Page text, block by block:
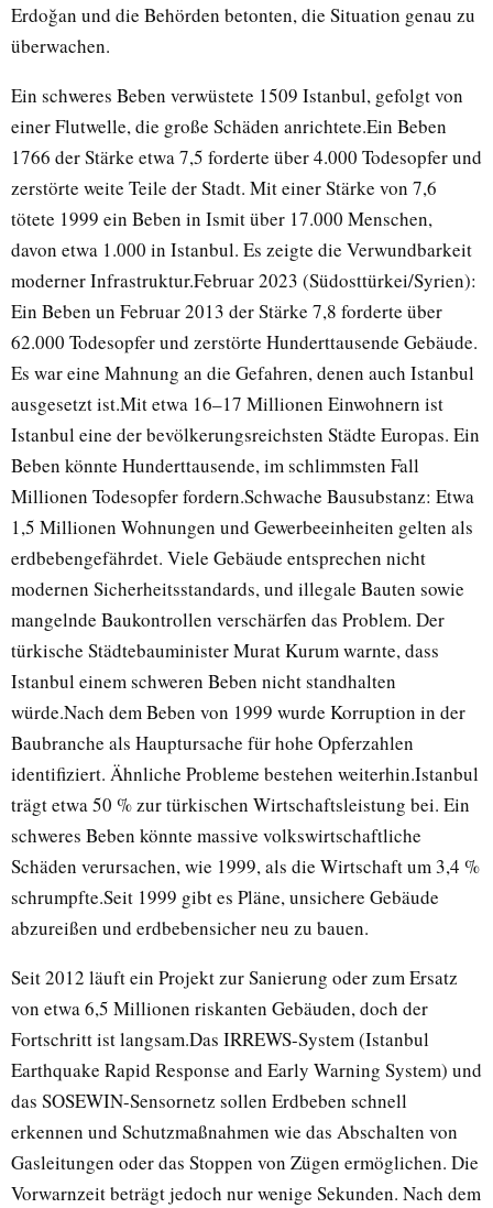
Erdoğan und die Behörden betonten, die Situation genau zu
überwachen.
Ein schweres Beben verwüstete 1509 Istanbul, gefolgt von
einer Flutwelle, die große Schäden anrichtete.Ein Beben
1766 der Stärke etwa 7,5 forderte über 4.000 Todesopfer und
zerstörte weite Teile der Stadt. Mit einer Stärke von 7,6
tötete 1999 ein Beben in Ismit über 17.000 Menschen,
davon etwa 1.000 in Istanbul. Es zeigte die Verwundbarkeit
moderner Infrastruktur.Februar 2023 (Südosttürkei/Syrien):
Ein Beben un Februar 2013 der Stärke 7,8 forderte über
62.000 Todesopfer und zerstörte Hunderttausende Gebäude.
Es war eine Mahnung an die Gefahren, denen auch Istanbul
ausgesetzt ist.Mit etwa 16–17 Millionen Einwohnern ist
Istanbul eine der bevölkerungsreichsten Städte Europas. Ein
Beben könnte Hunderttausende, im schlimmsten Fall
Millionen Todesopfer fordern.Schwache Bausubstanz: Etwa
1,5 Millionen Wohnungen und Gewerbeeinheiten gelten als
erdbebengefährdet. Viele Gebäude entsprechen nicht
modernen Sicherheitsstandards, und illegale Bauten sowie
mangelnde Baukontrollen verschärfen das Problem. Der
türkische Städtebauminister Murat Kurum warnte, dass
Istanbul einem schweren Beben nicht standhalten
würde.Nach dem Beben von 1999 wurde Korruption in der
Baubranche als Hauptursache für hohe Opferzahlen
identifiziert. Ähnliche Probleme bestehen weiterhin.Istanbul
trägt etwa 50 % zur türkischen Wirtschaftsleistung bei. Ein
schweres Beben könnte massive volkswirtschaftliche
Schäden verursachen, wie 1999, als die Wirtschaft um 3,4 %
schrumpfte.Seit 1999 gibt es Pläne, unsichere Gebäude
abzureißen und erdbebensicher neu zu bauen.
Seit 2012 läuft ein Projekt zur Sanierung oder zum Ersatz
von etwa 6,5 Millionen riskanten Gebäuden, doch der
Fortschritt ist langsam.Das IRREWS-System (Istanbul
Earthquake Rapid Response and Early Warning System) und
das SOSEWIN-Sensornetz sollen Erdbeben schnell
erkennen und Schutzmaßnahmen wie das Abschalten von
Gasleitungen oder das Stoppen von Zügen ermöglichen. Die
Vorwarnzeit beträgt jedoch nur wenige Sekunden. Nach dem